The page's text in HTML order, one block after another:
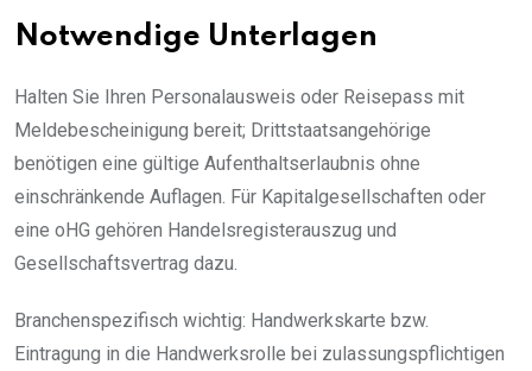
Notwendige Unterlagen
Halten Sie Ihren Personalausweis oder Reisepass mit
Meldebescheinigung bereit; Drittstaatsangehörige
benötigen eine gültige Aufenthaltserlaubnis ohne
einschränkende Auflagen. Für Kapitalgesellschaften oder
eine oHG gehören Handelsregisterauszug und
Gesellschaftsvertrag dazu.
Branchenspezifisch wichtig: Handwerkskarte bzw.
Eintragung in die Handwerksrolle bei zulassungspflichtigen